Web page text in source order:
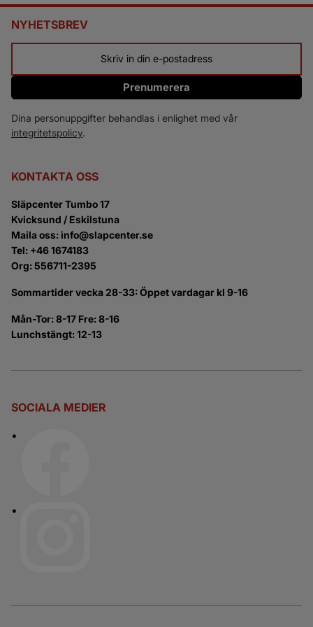
NYHETSBREV
Prenumerera
Dina personuppgifter behandlas i enlighet med vår
integritetspolicy.
KONTAKTA OSS
Släpcenter Tumbo 17
Kvicksund / Eskilstuna
Maila oss: info@slapcenter.se
Tel: +46 1674183
Org: 556711-2395
Sommartider vecka 28-33: Öppet vardagar kl 9-16
Mån-Tor: 8-17 Fre: 8-16
Lunchstängt: 12-13
SOCIALA MEDIER